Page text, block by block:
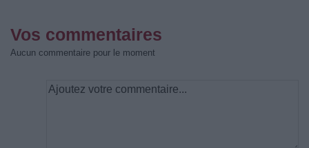
Vos commentaires
Aucun commentaire pour le moment